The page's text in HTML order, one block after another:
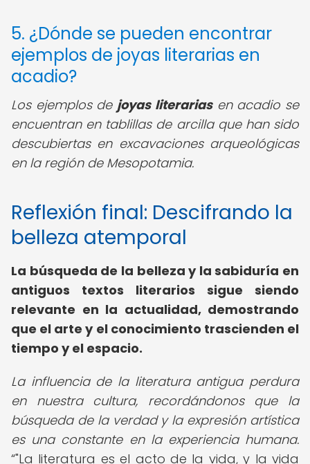
5. ¿Dónde se pueden encontrar
ejemplos de joyas literarias en
acadio?
Los ejemplos de joyas literariasen acadio se
encuentran en tablillas de arcilla que han sido
descubiertas en excavaciones arqueológicas
en la región de Mesopotamia.
Reflexión final: Descifrando la
belleza atemporal
La búsqueda de la belleza y la sabiduría en
antiguos textos literarios sigue siendo
relevante en la actualidad, demostrando
que el arte y el conocimiento trascienden el
tiempo y el espacio.
La influencia de la literatura antigua perdura
en nuestra cultura, recordándonos que la
búsqueda de la verdad y la expresión artística
es una constante en la experiencia humana.
"La literatura es el acto de la vida, y la vida